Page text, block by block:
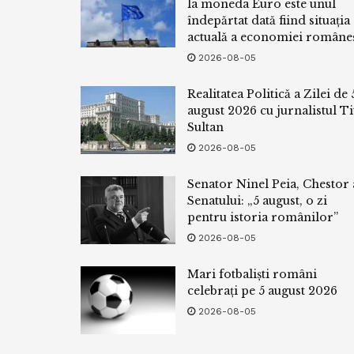
la moneda Euro este unul
îndepărtat dată fiind situația
actuală a economiei
2026-08-05
Realitatea Politică a Zilei de
august 2026 cu jurnalistul
Sultan
2026-08-05
Senator Ninel Peia, Chestor
Senatului: „5 august, o zi
pentru istoria românilor”
2026-08-05
Mari fotbaliști români
celebrați pe 5 august 2026
2026-08-05